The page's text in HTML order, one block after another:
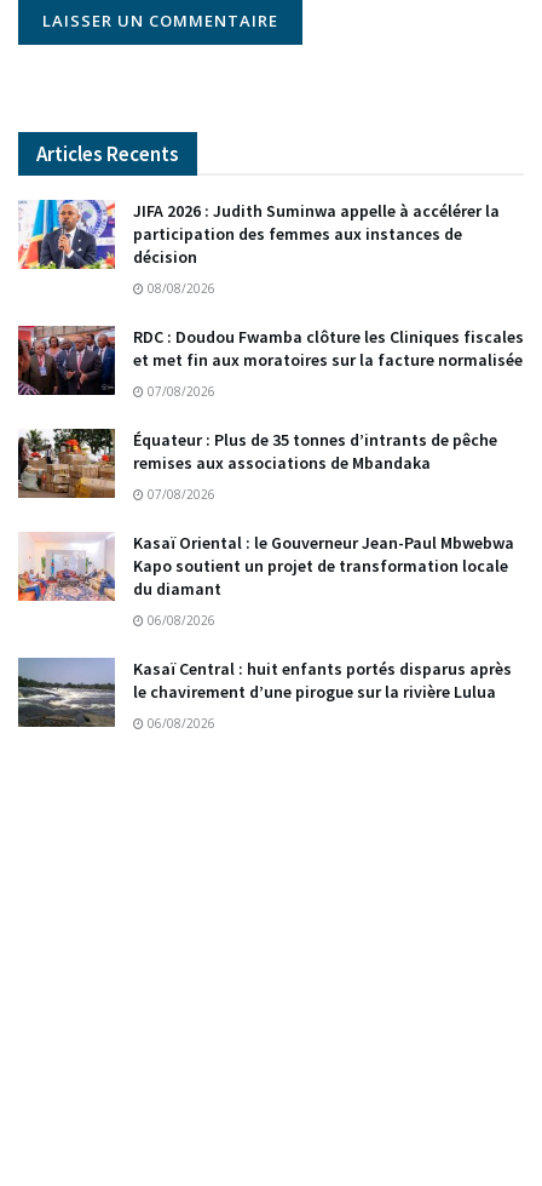
Articles Recents
JIFA 2026 : Judith Suminwa appelle à accélérer la
participation des femmes aux instances de
décision
08/08/2026
RDC : Doudou Fwamba clôture les Cliniques fiscales
et met fin aux moratoires sur la facture normalisée
07/08/2026
Équateur : Plus de 35 tonnes d’intrants de pêche
remises aux associations de Mbandaka
07/08/2026
Kasaï Oriental : le Gouverneur Jean-Paul Mbwebwa
Kapo soutient un projet de transformation locale
du diamant
06/08/2026
Kasaï Central : huit enfants portés disparus après
le chavirement d’une pirogue sur la rivière Lulua
06/08/2026